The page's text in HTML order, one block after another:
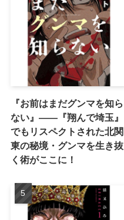
『お前はまだグンマを知ら
ない』――『翔んで埼玉』
でもリスペクトされた北関
東の秘境・グンマを生き抜
く術がここに！